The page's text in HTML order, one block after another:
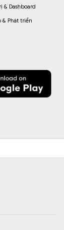
& Dashboard
& Phát triển